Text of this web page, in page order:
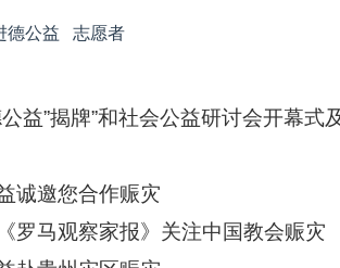
德公益 志愿者
公益”揭牌”和社会公益研讨会开幕
诚邀您合作赈灾
罗马观察家报》关注中国教会赈灾